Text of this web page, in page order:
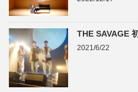
THE SAVAGE
2021/6/22